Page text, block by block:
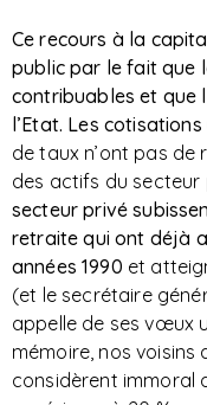
Ce recours à la
public par le fait que
contribuables et que
l’Etat. Les
de taux n’ont pas de
des actifs du secteur
secteur privé
retraite qui ont déjà
années 1990 et
(et le secrétaire
appelle de ses vœux
mémoire, nos voisins
considèrent immoral